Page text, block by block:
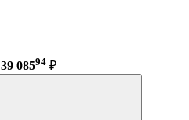
39 08594 ₽